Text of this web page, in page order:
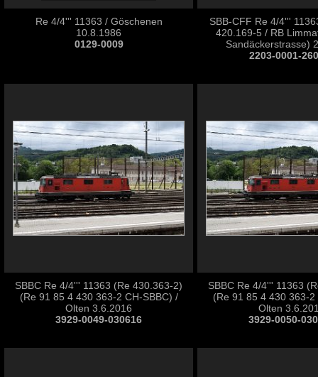
Re 4/4''' 11363 / Göschenen
10.8.1986
0129-0009
SBB-CFF Re 4/4'''
420.169-5 / RB
Sandäckerstrasse)
2203-0001-
SBBC Re 4/4''' 11363 (Re 430.363-2)
(Re 91 85 4 430 363-2 CH-SBBC) /
Olten 3.6.2016
3929-0049-030616
SBBC Re 4/4''' 11363
(Re 91 85 4 430 363-2
Olten
3929-0050-